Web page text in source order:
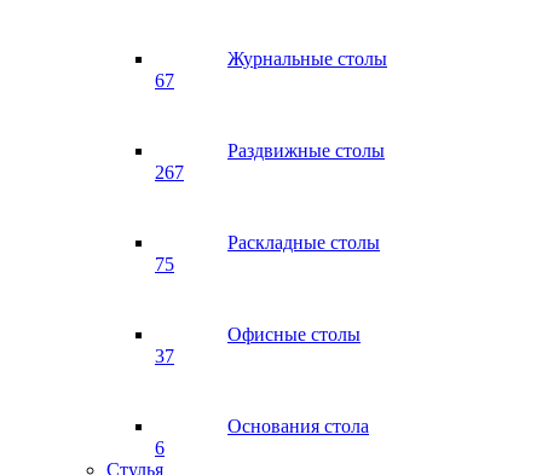
Журнальные столы
67
Раздвижные столы
267
Раскладные столы
75
Офисные столы
37
Основания стола
6
Стулья